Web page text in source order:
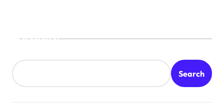
Search
Search